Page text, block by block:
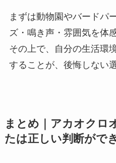
まずは動物園やバードパ
ズ・鳴き声・雰囲気を体
その上で、自分の生活環
することが、後悔しない
まとめ｜アカオクロ
たは正しい判断がで